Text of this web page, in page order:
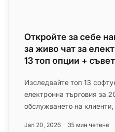
Откройте за себе
за живо чат за
13 топ опции +
Изследвайте топ 13
електронна търговия за
обслужването на
Jan 20, 2026 35 мин четене